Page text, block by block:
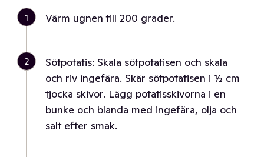
1 Värm ugnen till 200 grader.
2
Sötpotatis: Skala sötpotatisen och skala
och riv ingefära. Skär sötpotatisen i ½ cm
tjocka skivor. Lägg potatisskivorna i en
bunke och blanda med ingefära, olja och
salt efter smak.